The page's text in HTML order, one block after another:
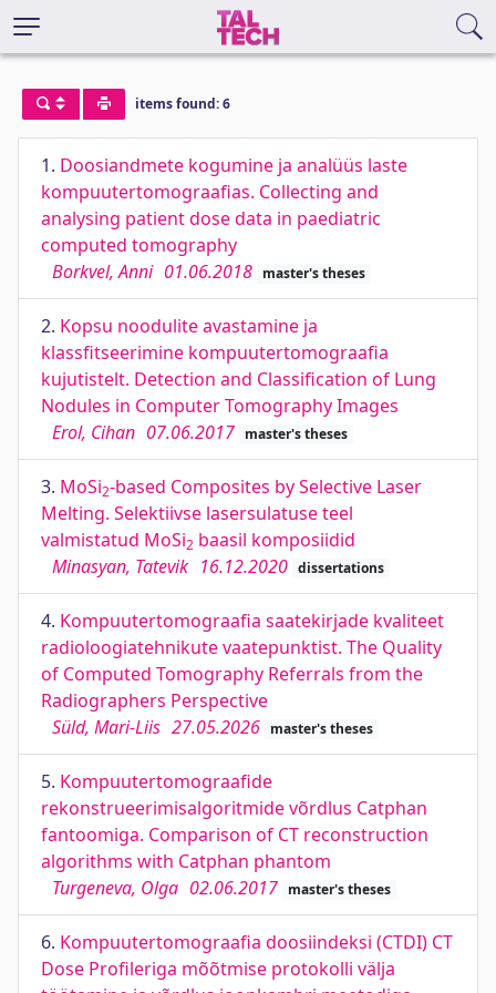
items found: 6
1. Doosiandmete kogumine ja analüüs laste
kompuutertomograafias. Collecting and
analysing patient dose data in paediatric
computed tomography
Borkvel, Anni 01.06.2018 master's theses
2. Kopsu noodulite avastamine ja
klassfitseerimine kompuutertomograafia
kujutistelt. Detection and Classification of Lung
Nodules in Computer Tomography Images
Erol, Cihan 07.06.2017 master's theses
3. MoSi2-based Composites by Selective Laser
Melting. Selektiivse lasersulatuse teel
valmistatud MoSi2 baasil komposiidid
Minasyan, Tatevik 16.12.2020 dissertations
4. Kompuutertomograafia saatekirjade kvaliteet
radioloogiatehnikute vaatepunktist. The Quality
of Computed Tomography Referrals from the
Radiographers Perspective
Süld, Mari-Liis 27.05.2026 master's theses
5. Kompuutertomograafide
rekonstrueerimisalgoritmide võrdlus Catphan
fantoomiga. Comparison of CT reconstruction
algorithms with Catphan phantom
Turgeneva, Olga 02.06.2017 master's theses
6. Kompuutertomograafia doosiindeksi (CTDI) CT
Dose Profileriga mõõtmise protokolli välja